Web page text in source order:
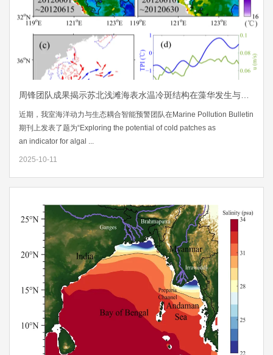
近期，我室海洋动力与生态耦合智能预警团队在Marine Pollution Bulletin
期刊上发表了题为“Exploring the potential of cold patches as
an indicator for algal ...
2025-10-11